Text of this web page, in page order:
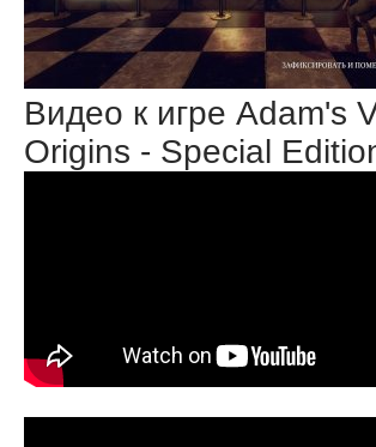
Видео к игре Adam's
Origins - Special